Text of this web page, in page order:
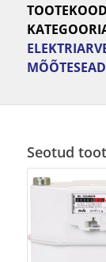
Seotud